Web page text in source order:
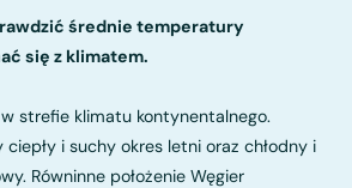
średnie temperatury
się z klimatem.
w strefie klimatu kontynentalnego.
ciepły i suchy okres letni oraz chłodny i
Równinne położenie Węgier